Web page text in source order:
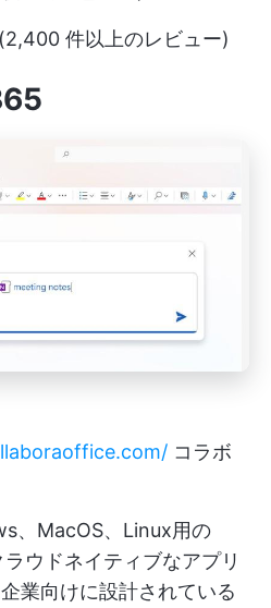
件以上のレビュー)
コラボ
、MacOS、Linux用の
ウドネイティブなアプリ
業向けに設計されている